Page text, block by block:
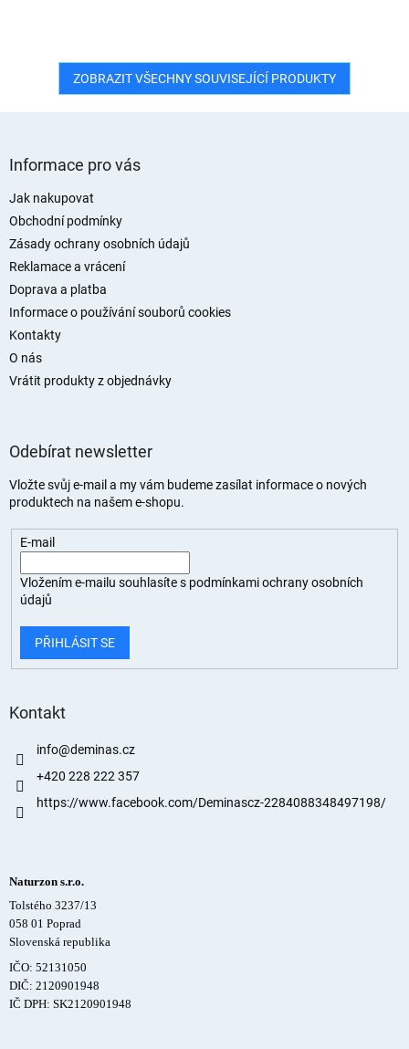
ZOBRAZIT VŠECHNY SOUVISEJÍCÍ PRODUKTY
Informace pro vás
Jak nakupovat
Obchodní podmínky
Zásady ochrany osobních údajů
Reklamace a vrácení
Doprava a platba
Informace o používání souborů cookies
Kontakty
O nás
Vrátit produkty z objednávky
Odebírat newsletter
Vložte svůj e-mail a my vám budeme zasílat informace o nových
produktech na našem e-shopu.
E-mail
Vložením e-mailu souhlasíte s podmínkami ochrany osobních
údajů
PŘIHLÁSIT SE
Kontakt
info@deminas.cz
+420 228 222 357
https://www.facebook.com/Deminascz-2284088348497198/
Naturzon s.r.o.
Tolstého 3237/13
058 01 Poprad
Slovenská republika
IČO: 52131050
DIČ: 2120901948
IČ DPH: SK2120901948